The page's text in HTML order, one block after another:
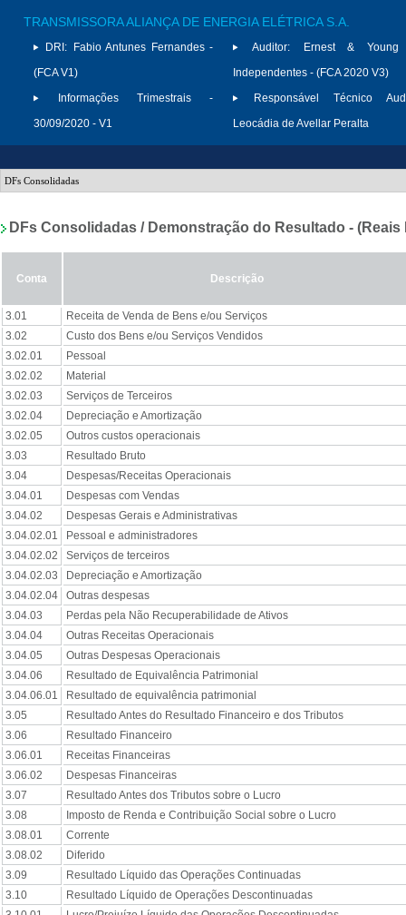
TRANSMISSORA ALIANÇA DE ENERGIA ELÉTRICA S.A.
DRI:
Fabio Antunes Fernandes -
(FCA V1)
Informações Trimestrais -
30/09/2020 - V1
Auditor:
Ernest & Young
Independentes - (FCA 2020 V3)
Responsável Técnico
Leocádia de Avellar Peralta